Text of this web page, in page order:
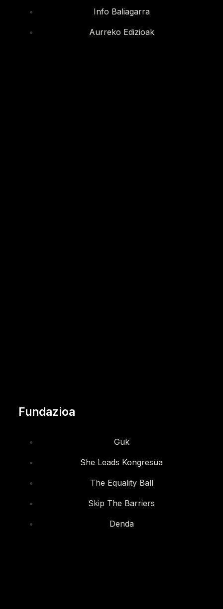
Info Baliagarra
Aurreko Edizioak
Fundazioa
Guk
She Leads Kongresua
The Equality Ball
Skip The Barriers
Denda